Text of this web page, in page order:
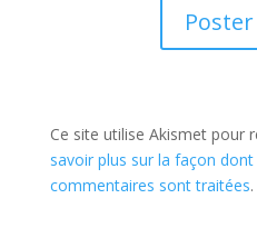
Ce site utilise Akismet pour
savoir plus sur la façon
commentaires sont traitées.